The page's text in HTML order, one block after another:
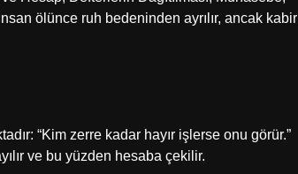
ölünce ruh bedeninden ayrılır, ancak kabir
“Kim zerre kadar hayır işlerse onu görür.”
ve bu yüzden hesaba çekilir.